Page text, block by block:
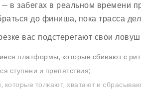
в забегах в реальном времени
до финиша, пока трасса
вас подстерегают свои
платформы, которые сбивают с
ступени и препятствия;
которые толкают, хватают и